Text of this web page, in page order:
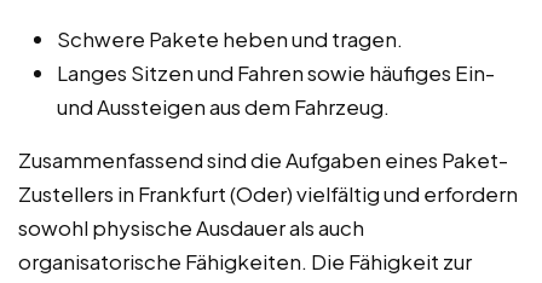
Schwere Pakete heben und tragen.
Langes Sitzen und Fahren sowie häufiges Ein-
und Aussteigen aus dem Fahrzeug.
Zusammenfassend sind die Aufgaben eines Paket-
Zustellers in Frankfurt (Oder) vielfältig und erfordern
sowohl physische Ausdauer als auch
organisatorische Fähigkeiten. Die Fähigkeit zur